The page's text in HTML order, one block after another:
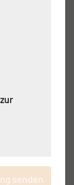
zur
senden